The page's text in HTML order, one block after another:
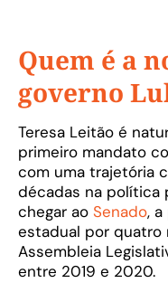
Quem é a
governo
Teresa Leitão é
primeiro mandato
com uma trajetória
décadas na política
chegar ao Senado,
estadual por quatro
Assembleia
entre 2019 e 2020.